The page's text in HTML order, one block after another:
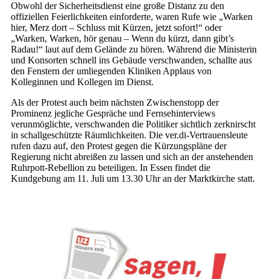
Obwohl der Sicherheitsdienst eine große Distanz zu den
offiziellen Feierlichkeiten einforderte, waren Rufe wie „Warken
hier, Merz dort – Schluss mit Kürzen, jetzt sofort!“ oder
„Warken, Warken, hör genau – Wenn du kürzt, dann gibt’s
Radau!“ laut auf dem Gelände zu hören. Während die Ministerin
und Konsorten schnell ins Gebäude verschwanden, schallte aus
den Fenstern der umliegenden Kliniken Applaus von
Kolleginnen und Kollegen im Dienst.
Als der Protest auch beim nächsten Zwischenstopp der
Prominenz jegliche Gespräche und Fernsehinterviews
verunmöglichte, verschwanden die Politiker sichtlich zerknirscht
in schallgeschützte Räumlichkeiten. Die ver.di-Vertrauensleute
rufen dazu auf, den Protest gegen die Kürzungspläne der
Regierung nicht abreißen zu lassen und sich an der anstehenden
Ruhrpott-Rebellion zu beteiligen. In Essen findet die
Kundgebung am 11. Juli um 13.30 Uhr an der Marktkirche statt.